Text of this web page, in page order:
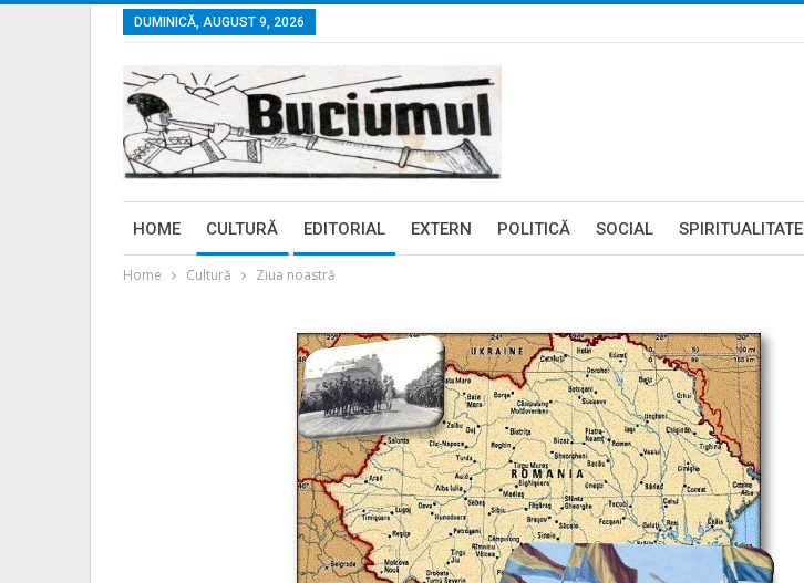
DUMINICĂ, AUGUST 9, 2026
HOME CULTURĂ EDITORIAL EXTERN POLITICĂ SOCIAL SPIRITUALITATE
Home Cultură Ziua noastră